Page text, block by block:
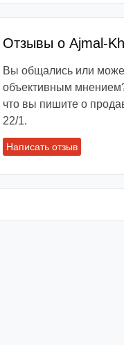
Отзывы о Ajmal-
Вы общались или
объективным
что вы пишите о
22/1.
Написать отзыв